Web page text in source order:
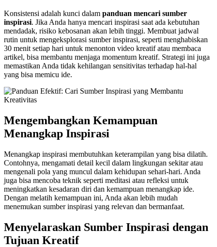
Konsistensi adalah kunci dalam panduan mencari sumber
inspirasi. Jika Anda hanya mencari inspirasi saat ada kebutuhan
mendadak, risiko kebosanan akan lebih tinggi. Membuat jadwal
rutin untuk mengeksplorasi sumber inspirasi, seperti menghabiskan
30 menit setiap hari untuk menonton video kreatif atau membaca
artikel, bisa membantu menjaga momentum kreatif. Strategi ini juga
memastikan Anda tidak kehilangan sensitivitas terhadap hal-hal
yang bisa memicu ide.
Mengembangkan Kemampuan
Menangkap Inspirasi
Menangkap inspirasi membutuhkan keterampilan yang bisa dilatih.
Contohnya, mengamati detail kecil dalam lingkungan sekitar atau
mengenali pola yang muncul dalam kehidupan sehari-hari. Anda
juga bisa mencoba teknik seperti meditasi atau refleksi untuk
meningkatkan kesadaran diri dan kemampuan menangkap ide.
Dengan melatih kemampuan ini, Anda akan lebih mudah
menemukan sumber inspirasi yang relevan dan bermanfaat.
Menyelaraskan Sumber Inspirasi dengan
Tujuan Kreatif